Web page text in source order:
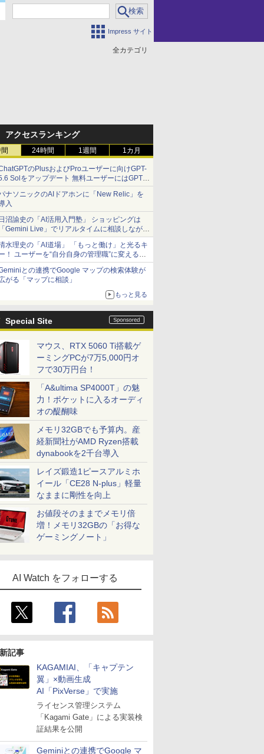
Impress サイト
全カテゴリ
アクセスランキング
24時間 1週間 1カ月
のPlusおよびProユーザーに向けGPT-
Solをアップデート 無料ユーザーにはGPT-
Lunaを解放
ナソニックのAIドアホンに「New Relic」を
入
沼諭史の「AI活用入門塾」 ショッピングは
Gemini Live」でリアルタイムに相談しなが
、デート気分で！
水理史の「AI道場」 「もっと働け」と光るキ
！ ユーザーを“自分自身の管理職”に変える
「Codex Micro」
との連携でGoogle マップの検索体験が
がる「マップに相談」
もっと見る
Special Site
マウス、RTX 5060 Ti搭載ゲ
ーミングPCが7万5,000円オ
フで30万円台！
「A&ultima SP4000T」の魅
力！ポケットに入るオーディ
オの醍醐味
メモリ32GBでも予算内。産
経新聞社がAMD Ryzen搭載
dynabookを2千台導入
レイズ鍛造1ピースアルミホ
イール「CE28 N-plus」軽量
なままに剛性を向上
お値段そのままでメモリ倍
増！メモリ32GBの「お得な
ゲーミングノート」
AI Watch をフォローする
記事
KAGAMIAI、「キャプテン
翼」×動画生成
AI「PixVerse」で実施
ライセンス管理システム
「Kagami Gate」による実装検
証結果を公開
Geminiとの連携でGoogle マ